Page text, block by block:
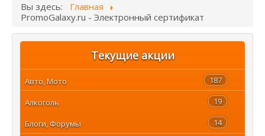
Вы здесь:
Главная
PromoGalaxy.ru - Электронный сертификат
Текущие акции
187
Авто, Мото
19
Алкоголь
14
Блоги, Форумы